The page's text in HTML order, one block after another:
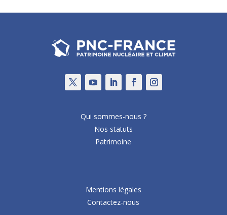
Qui sommes-nous ?
Nos statuts
Patrimoine
Mentions légales
Contactez-nous